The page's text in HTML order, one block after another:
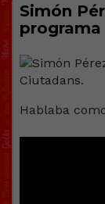
Simón
programa
Hablaba